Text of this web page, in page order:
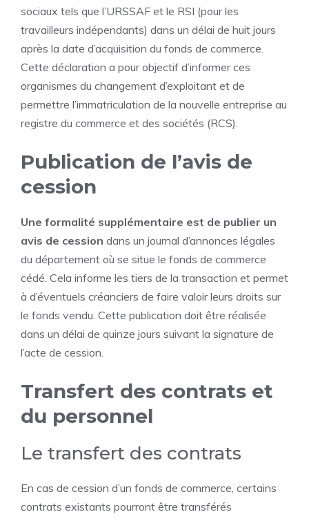
sociaux tels que l’URSSAF et le RSI (pour les
travailleurs indépendants) dans un délai de huit jours
après la date d’acquisition du fonds de commerce.
Cette déclaration a pour objectif d’informer ces
organismes du changement d’exploitant et de
permettre l’immatriculation de la nouvelle entreprise au
registre du commerce et des sociétés (RCS).
Publication de l’avis de
cession
Une formalité supplémentaire est de publier un
avis de cession dans un journal d’annonces légales
du département où se situe le fonds de commerce
cédé. Cela informe les tiers de la transaction et permet
à d’éventuels créanciers de faire valoir leurs droits sur
le fonds vendu. Cette publication doit être réalisée
dans un délai de quinze jours suivant la signature de
l’acte de cession.
Transfert des contrats et
du personnel
Le transfert des contrats
En cas de cession d’un fonds de commerce, certains
contrats existants pourront être transférés